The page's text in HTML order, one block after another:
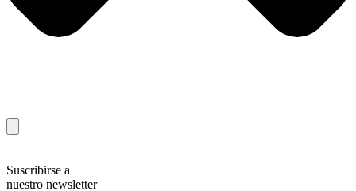
Suscribirse a
nuestro newsletter